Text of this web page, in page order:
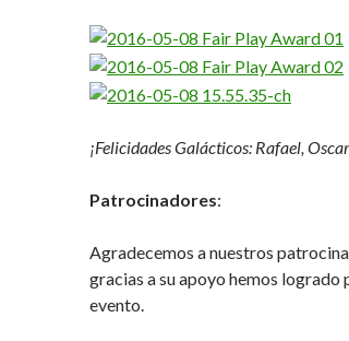
¡Felicidades Galácticos: Rafael,
Patrocinadores:
Agradecemos a nuestros
gracias a su apoyo hemos logrado
evento.